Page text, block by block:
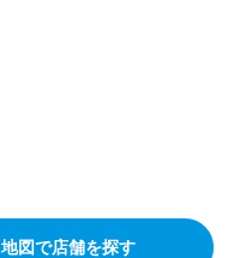
地図で店舗を探す